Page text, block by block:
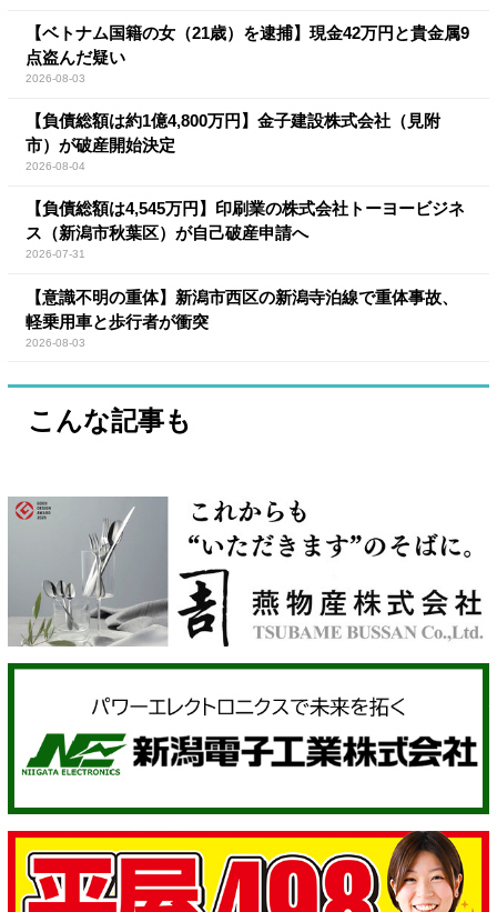
【ベトナム国籍の女（21歳）を逮捕】現金42万円と貴金属9
点盗んだ疑い
2026-08-03
【負債総額は約1億4,800万円】金子建設株式会社（見附
市）が破産開始決定
2026-08-04
【負債総額は4,545万円】印刷業の株式会社トーヨービジネ
ス（新潟市秋葉区）が自己破産申請へ
2026-07-31
【意識不明の重体】新潟市西区の新潟寺泊線で重体事故、
軽乗用車と歩行者が衝突
2026-08-03
こんな記事も